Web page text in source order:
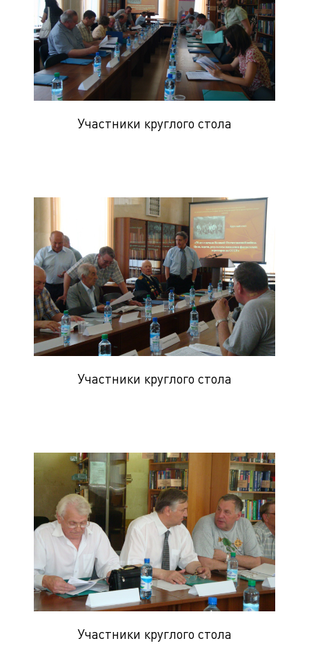
Участники круглого стола
Участники круглого стола
Участники круглого стола